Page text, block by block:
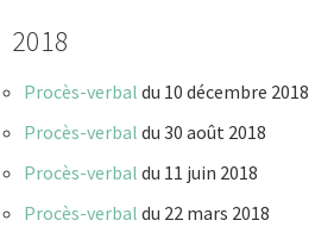
2018
Procès-verbal du 10 décembre 2018
Procès-verbal du 30 août 2018
Procès-verbal du 11 juin 2018
Procès-verbal du 22 mars 2018